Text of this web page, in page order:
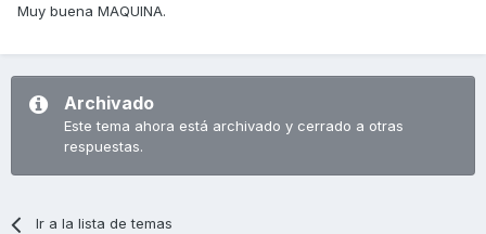
Muy buena MAQUINA.
Archivado
Este tema ahora está archivado y cerrado a otras
respuestas.
Ir a la lista de temas